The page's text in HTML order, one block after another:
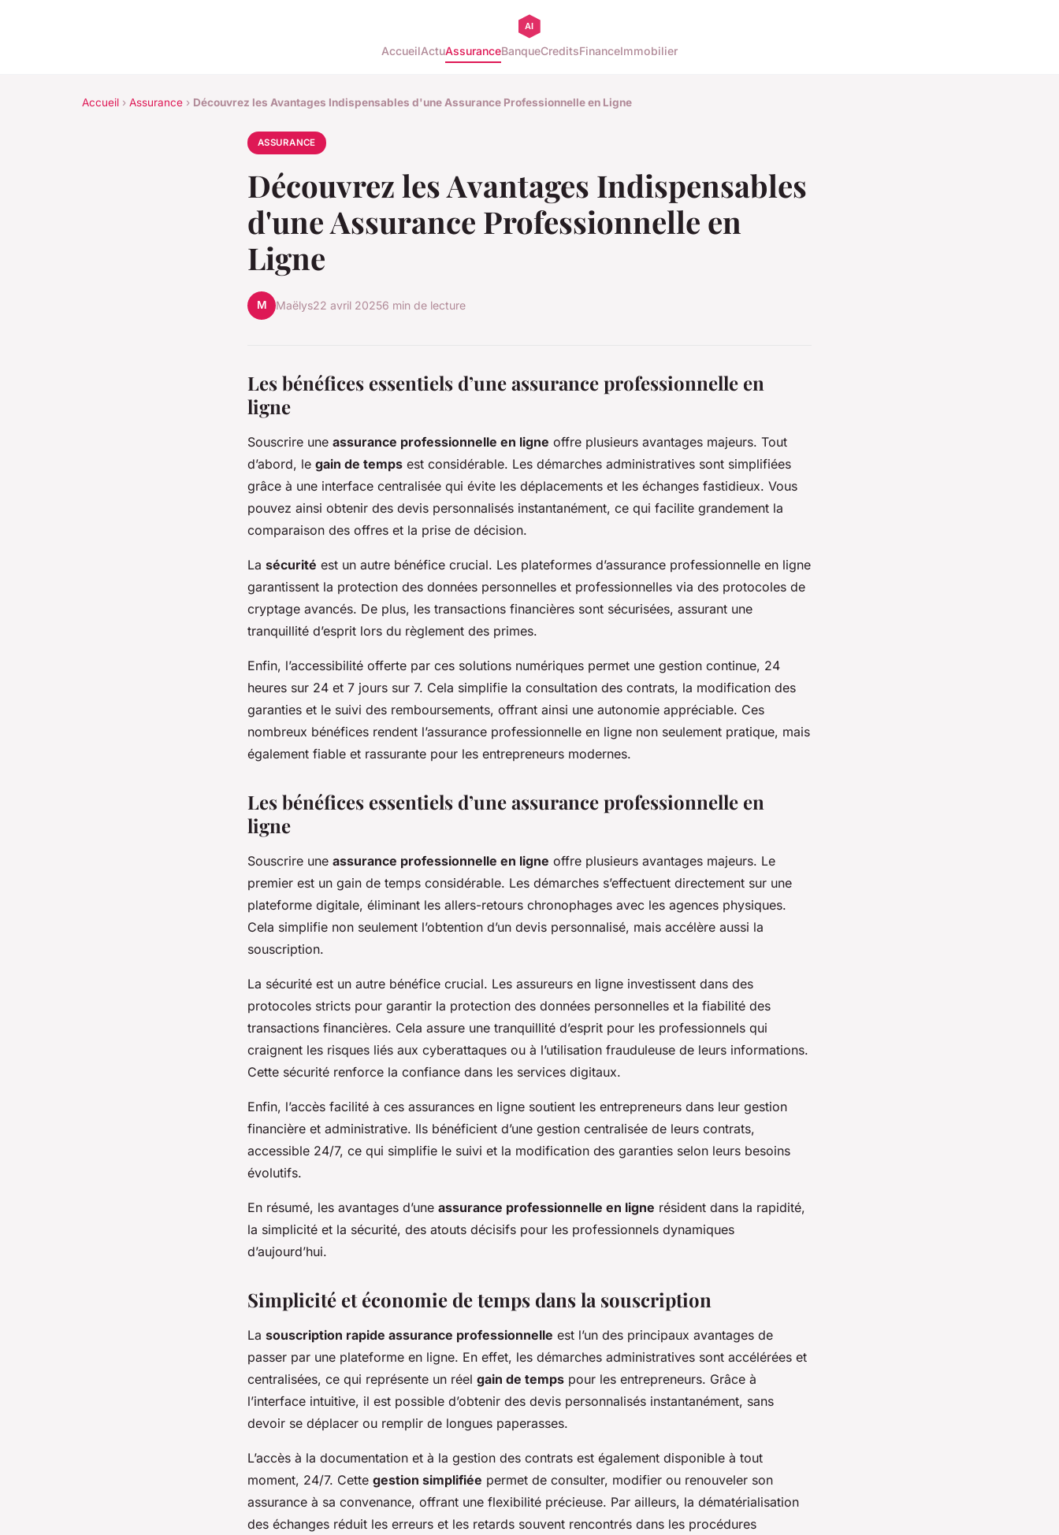
AccueilActuAssuranceBanqueCreditsFinanceImmobilier
Accueil › Assurance › Découvrez les Avantages Indispensables d'une Assurance Professionnelle en Ligne
ASSURANCE
Découvrez les Avantages Indispensables
d'une Assurance Professionnelle en
Ligne
M Maëlys22 avril 20256 min de lecture
Les bénéfices essentiels d’une assurance professionnelle en
ligne
Souscrire une assurance professionnelle en ligne offre plusieurs avantages majeurs. Tout
d’abord, le gain de temps est considérable. Les démarches administratives sont simplifiées
grâce à une interface centralisée qui évite les déplacements et les échanges fastidieux. Vous
pouvez ainsi obtenir des devis personnalisés instantanément, ce qui facilite grandement la
comparaison des offres et la prise de décision.
La sécurité est un autre bénéfice crucial. Les plateformes d’assurance professionnelle en ligne
garantissent la protection des données personnelles et professionnelles via des protocoles de
cryptage avancés. De plus, les transactions financières sont sécurisées, assurant une
tranquillité d’esprit lors du règlement des primes.
Enfin, l’accessibilité offerte par ces solutions numériques permet une gestion continue, 24
heures sur 24 et 7 jours sur 7. Cela simplifie la consultation des contrats, la modification des
garanties et le suivi des remboursements, offrant ainsi une autonomie appréciable. Ces
nombreux bénéfices rendent l’assurance professionnelle en ligne non seulement pratique, mais
également fiable et rassurante pour les entrepreneurs modernes.
Les bénéfices essentiels d’une assurance professionnelle en
ligne
Souscrire une assurance professionnelle en ligne offre plusieurs avantages majeurs. Le
premier est un gain de temps considérable. Les démarches s’effectuent directement sur une
plateforme digitale, éliminant les allers-retours chronophages avec les agences physiques.
Cela simplifie non seulement l’obtention d’un devis personnalisé, mais accélère aussi la
souscription.
La sécurité est un autre bénéfice crucial. Les assureurs en ligne investissent dans des
protocoles stricts pour garantir la protection des données personnelles et la fiabilité des
transactions financières. Cela assure une tranquillité d’esprit pour les professionnels qui
craignent les risques liés aux cyberattaques ou à l’utilisation frauduleuse de leurs informations.
Cette sécurité renforce la confiance dans les services digitaux.
Enfin, l’accès facilité à ces assurances en ligne soutient les entrepreneurs dans leur gestion
financière et administrative. Ils bénéficient d’une gestion centralisée de leurs contrats,
accessible 24/7, ce qui simplifie le suivi et la modification des garanties selon leurs besoins
évolutifs.
En résumé, les avantages d’une assurance professionnelle en ligne résident dans la rapidité,
la simplicité et la sécurité, des atouts décisifs pour les professionnels dynamiques
d’aujourd’hui.
Simplicité et économie de temps dans la souscription
La souscription rapide assurance professionnelle est l’un des principaux avantages de
passer par une plateforme en ligne. En effet, les démarches administratives sont accélérées et
centralisées, ce qui représente un réel gain de temps pour les entrepreneurs. Grâce à
l’interface intuitive, il est possible d’obtenir des devis personnalisés instantanément, sans
devoir se déplacer ou remplir de longues paperasses.
L’accès à la documentation et à la gestion des contrats est également disponible à tout
moment, 24/7. Cette gestion simplifiée permet de consulter, modifier ou renouveler son
assurance à sa convenance, offrant une flexibilité précieuse. Par ailleurs, la dématérialisation
des échanges réduit les erreurs et les retards souvent rencontrés dans les procédures